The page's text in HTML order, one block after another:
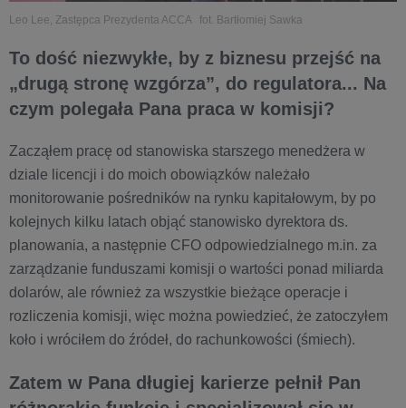
Leo Lee, Zastępca Prezydenta ACCA fot. Bartłomiej Sawka
To dość niezwykłe, by z biznesu przejść na
„drugą stronę wzgórza”, do regulatora... Na
czym polegała Pana praca w komisji?
Zacząłem pracę od stanowiska starszego menedżera w
dziale licencji i do moich obowiązków należało
monitorowanie pośredników na rynku kapitałowym, by po
kolejnych kilku latach objąć stanowisko dyrektora ds.
planowania, a następnie CFO odpowiedzialnego m.in. za
zarządzanie funduszami komisji o wartości ponad miliarda
dolarów, ale również za wszystkie bieżące operacje i
rozliczenia komisji, więc można powiedzieć, że zatoczyłem
koło i wróciłem do źródeł, do rachunkowości (śmiech).
Zatem w Pana długiej karierze pełnił Pan